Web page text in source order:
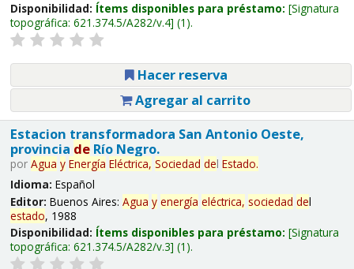
Disponibilidad: Ítems disponibles para préstamo: Signatura
topográfica: 621.374.5/A282/v.4 (1).
Hacer reserva
Agregar al carrito
Estacion transformadora San Antonio Oeste,
provincia deRío Negro.
por Agua y Energía Eléctrica, Sociedad del Estado.
Idioma: Español
Editor: Buenos Aires: Agua y energía eléctrica, sociedad del
estado, 1988
Disponibilidad: Ítems disponibles para préstamo: Signatura
topográfica: 621.374.5/A282/v.3 (1).